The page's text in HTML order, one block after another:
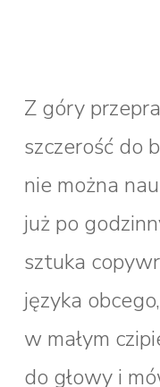
Z góry
szczerość do
nie można
już po
sztuka
języka
w małym
do głowy i